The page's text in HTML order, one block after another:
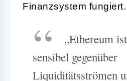
Finanzsystem fungiert.
„Ethereum
sensibel gegenüber
Liquiditätsströmen